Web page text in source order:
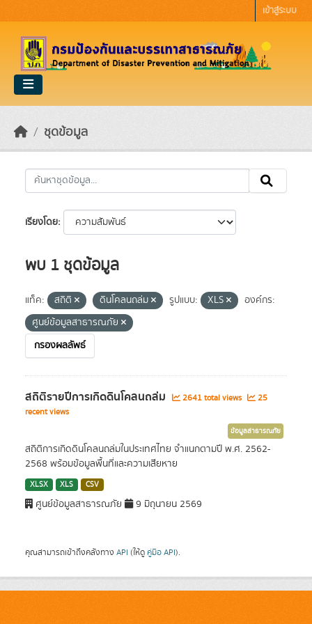
เข้าสู่ระบบ
ชุดข้อมูล
เรียงโดย
พบ 1 ชุดข้อมูล
แท็ค: สถิติ ดินโคลนถล่ม รูปแบบ: XLS
องค์กร:
ศูนย์ข้อมูลสาธารณภัย
กรองผลลัพธ์
สถิติรายปีการเกิดดินโคลนถล่ม 2641 total views
25
recent views
ข้อมูลสาธารณภัย
สถิติการเกิดดินโคลนถล่มในประเทศไทย จำแนกตามปี พ.ศ. 2562-
2568 พร้อมข้อมูลพื้นที่และความเสียหาย
XLSX XLS CSV
ศูนย์ข้อมูลสาธารณภัย 9 มิถุนายน 2569
คุณสามารถเข้าถึงคลังทาง API (ให้ดู คู่มือ API).